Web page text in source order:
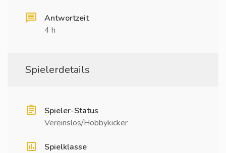
Antwortzeit
4 h
Spielerdetails
Spieler-Status
Vereinslos/Hobbykicker
Spielklasse